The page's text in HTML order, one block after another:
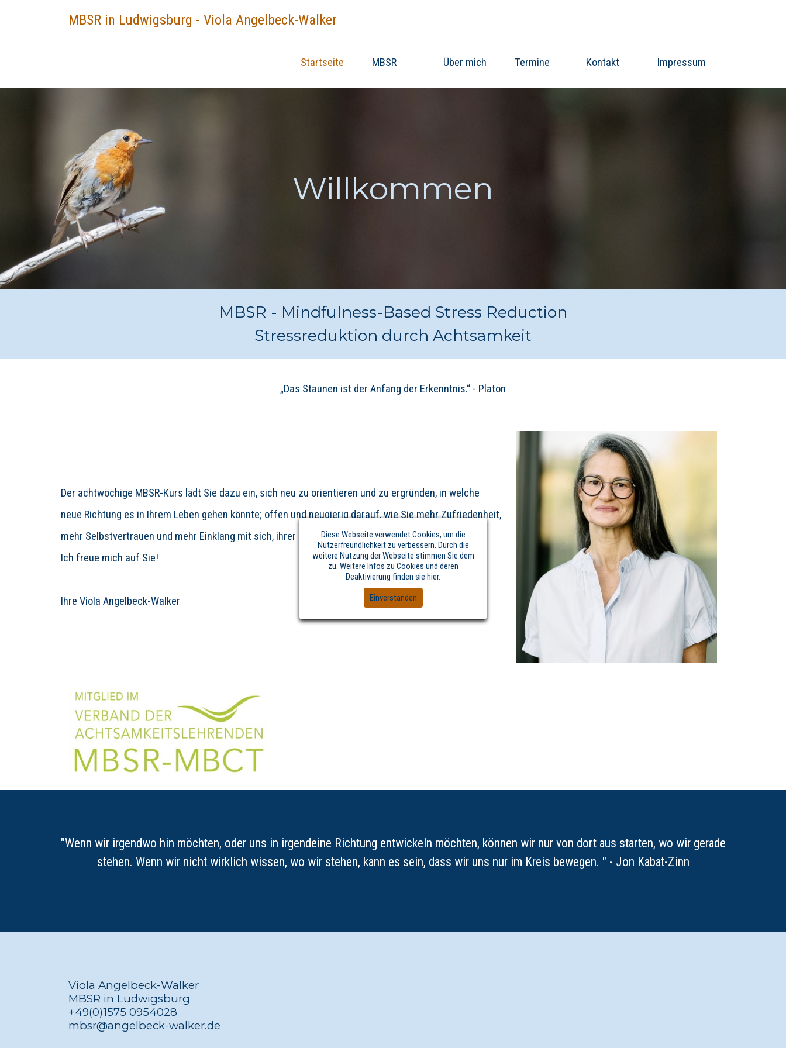
Startseite MBSR Über mich Termine Kontakt Impressum
MBSR in Ludwigsburg - Viola Angelbeck-Walker
Willkommen
MBSR - Mindfulness-Based Stress Reduction
Stressreduktion durch Achtsamkeit
„Das Staunen ist der Anfang der Erkenntnis.“ - Platon
Der achtwöchige MBSR-Kurs lädt Sie dazu ein, sich neu zu orientieren und zu ergründen, in welche
neue Richtung es in Ihrem Leben gehen könnte; offen und neugierig darauf, wie Sie mehr Zufriedenheit,
mehr Selbstvertrauen und mehr Einklang mit sich, ihrer Umwelt und der Natur empfinden können.
Ich freue mich auf Sie!
Ihre Viola Angelbeck-Walker
"Wenn wir irgendwo hin möchten, oder uns in irgendeine Richtung entwickeln möchten, können wir nur von dort aus starten, wo wir gerade
stehen. Wenn wir nicht wirklich wissen, wo wir stehen, kann es sein, dass wir uns nur im Kreis bewegen. " - Jon Kabat-Zinn
Viola Angelbeck-Walker
MBSR in Ludwigsburg
+49(0)1575 0954028
mbsr@angelbeck-walker.de
Diese Webseite verwendet Cookies, um die
Nutzerfreundlichkeit zu verbessern. Durch die
weitere Nutzung der Webseite stimmen Sie dem
zu. Weitere Infos zu Cookies und deren
Deaktivierung finden sie hier.
Einverstanden